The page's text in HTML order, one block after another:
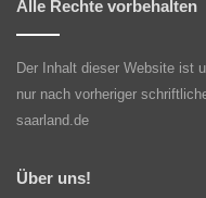
Alle Rechte vorbehalten
Der Inhalt dieser Website ist
nur nach vorheriger
saarland.de
Über uns!